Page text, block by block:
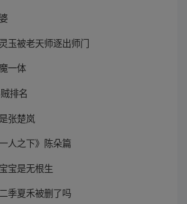
玉被老天师逐出师门
一体
排名
张楚岚
人之下》陈朵篇
宝是无根生
季夏禾被删了吗